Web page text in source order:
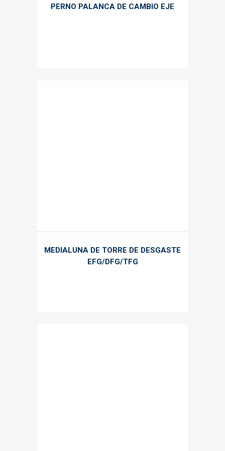
PERNO PALANCA DE CAMBIO EJE
MEDIALUNA DE TORRE DE DESGASTE
EFG/DFG/TFG